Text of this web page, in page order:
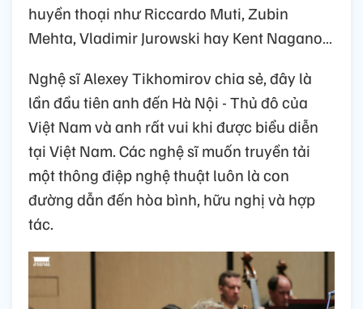
huyền thoại như Riccardo Muti, Zubin
Mehta, Vladimir Jurowski hay Kent Nagano…
Nghệ sĩ Alexey Tikhomirov chia sẻ, đây là
lần đầu tiên anh đến Hà Nội - Thủ đô của
Việt Nam và anh rất vui khi được biểu diễn
tại Việt Nam. Các nghệ sĩ muốn truyền tải
một thông điệp nghệ thuật luôn là con
đường dẫn đến hòa bình, hữu nghị và hợp
tác.